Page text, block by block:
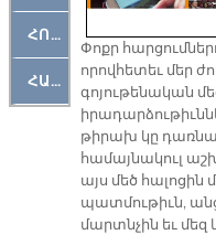
ՀՈԳԵՄՏԱՒՈՐ
ՀԱՐԹԱԿ
Փոքր
որովհետեւ մեր
գոյութենական
թիրախ կը դառնայ
համայնակուլ
այս մեծ հալոցին
պատմութիւն,
մարտնչին եւ մեզ